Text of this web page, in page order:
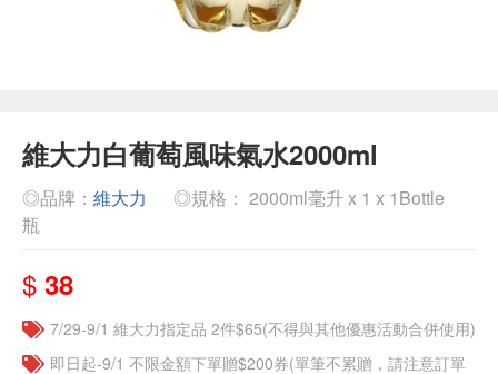
維大力白葡萄風味氣水2000ml
◎品牌： 維大力
◎規格： 2000ml毫升 x 1 x 1Bottle
瓶
$ 38
7/29-9/1 維大力指定品 2件$65(不得與其他優惠活動合併使用)
即日起-9/1 不限金額下單贈$200券(單筆不累贈，請注意訂單